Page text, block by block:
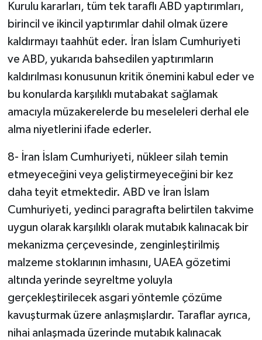
Kurulu kararları, tüm tek taraflı ABD yaptırımları,
birincil ve ikincil yaptırımlar dahil olmak üzere
kaldırmayı taahhüt eder. İran İslam Cumhuriyeti
ve ABD, yukarıda bahsedilen yaptırımların
kaldırılması konusunun kritik önemini kabul eder ve
bu konularda karşılıklı mutabakat sağlamak
amacıyla müzakerelerde bu meseleleri derhal ele
alma niyetlerini ifade ederler.
8- İran İslam Cumhuriyeti, nükleer silah temin
etmeyeceğini veya geliştirmeyeceğini bir kez
daha teyit etmektedir. ABD ve İran İslam
Cumhuriyeti, yedinci paragrafta belirtilen takvime
uygun olarak karşılıklı olarak mutabık kalınacak bir
mekanizma çerçevesinde, zenginleştirilmiş
malzeme stoklarının imhasını, UAEA gözetimi
altında yerinde seyreltme yoluyla
gerçekleştirilecek asgari yöntemle çözüme
kavuşturmak üzere anlaşmışlardır. Taraflar ayrıca,
nihai anlaşmada üzerinde mutabık kalınacak